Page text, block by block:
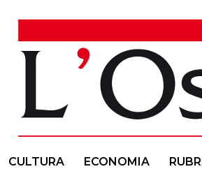
CULTURA ECONOMIA